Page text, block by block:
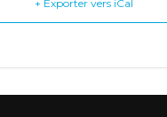
+ Exporter vers iCal